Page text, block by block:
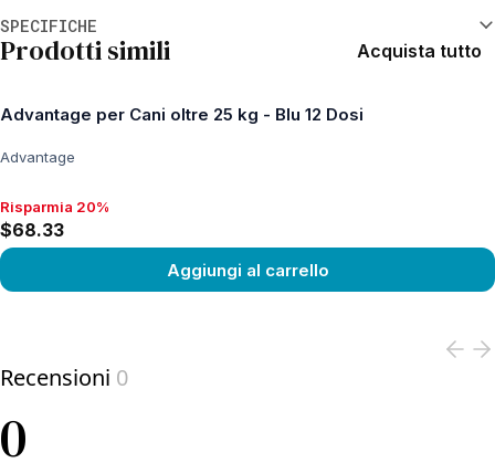
SPECIFICHE
Prodotti simili Acquista tutto
Advantage per Cani oltre 25 kg - Blu 12 Dosi
Advantage
Risparmia 20%, $68.33
Risparmia 20%
$68.33
Aggiungi al carrello
Recensioni 0
0